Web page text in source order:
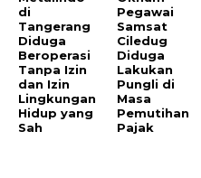
di
Tangerang
Diduga
Beroperasi
Tanpa Izin
dan Izin
Lingkungan
Hidup yang
Sah
Pegawai
Samsat
Ciledug
Diduga
Lakukan
Pungli di
Masa
Pemutihan
Pajak